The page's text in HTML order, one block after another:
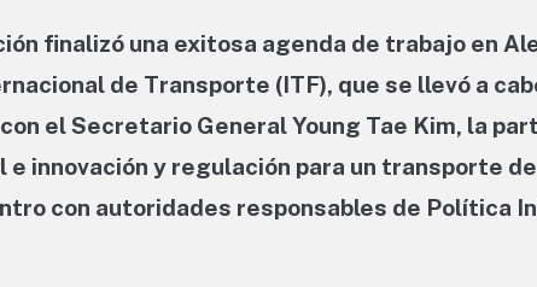
finalizó una exitosa agenda de trabajo en
de Transporte (ITF), que se llevó a
el Secretario General Young Tae Kim, la
innovación y regulación para un transporte
con autoridades responsables de Política